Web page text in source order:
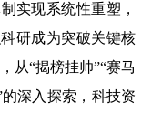
实现系统性重塑，
研成为突破关键核
从“揭榜挂帅”“赛马
深入探索，科技资